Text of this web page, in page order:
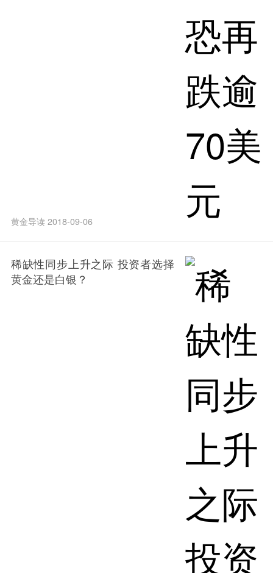
黄金导读 2018-09-06
稀缺性同步上升之际 投资者选择
黄金还是白银？